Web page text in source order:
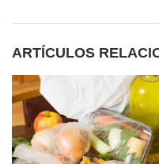
ARTÍCULOS